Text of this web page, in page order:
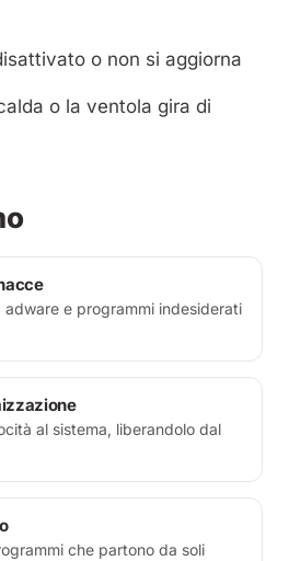
o non si aggiorna
o la ventola gira di
adware e programmi indesiderati
al sistema, liberandolo dal
che partono da soli